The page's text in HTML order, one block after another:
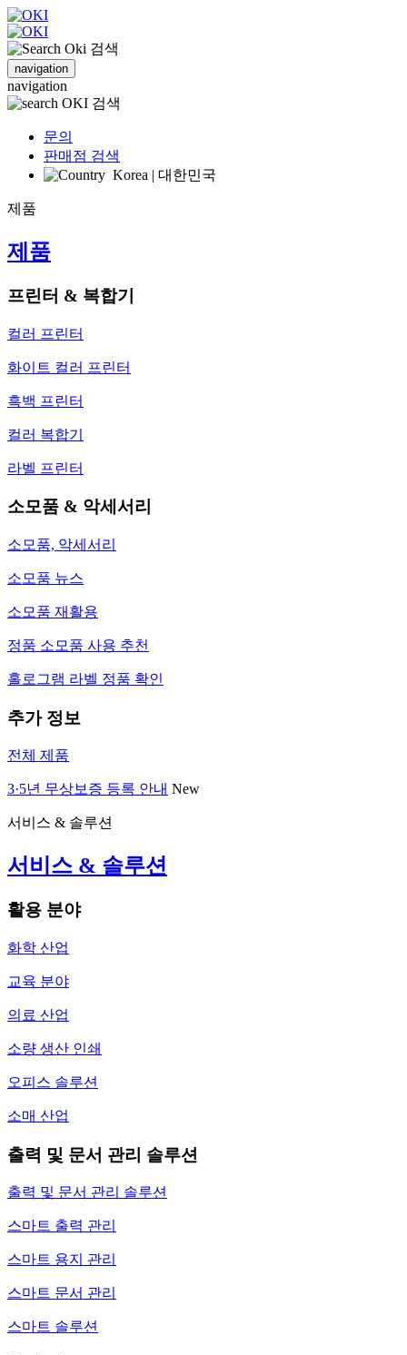
검색
navigation
navigation
검색
문의
판매점 검색
Korea | 대한민국
제품
제품
프린터 & 복합기
컬러 프린터
화이트 컬러 프린터
흑백 프린터
컬러 복합기
라벨 프린터
소모품 & 악세서리
소모품, 악세서리
소모품 뉴스
소모품 재활용
정품 소모품 사용 추천
홀로그램 라벨 정품 확인
추가 정보
전체 제품
3·5년 무상보증 등록 안내 New
서비스 & 솔루션
서비스 & 솔루션
활용 분야
화학 산업
교육 분야
의료 산업
소량 생산 인쇄
오피스 솔루션
소매 산업
출력 및 문서 관리 솔루션
출력 및 문서 관리 솔루션
스마트 출력 관리
스마트 용지 관리
스마트 문서 관리
스마트 솔루션